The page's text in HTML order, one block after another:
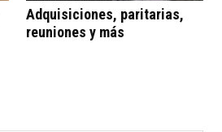
Adquisiciones, paritarias,
reuniones y más